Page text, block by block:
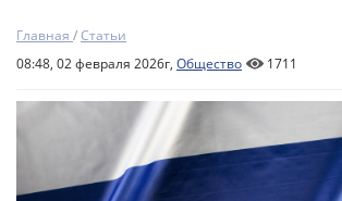
Главная /Статьи
08:48, 02 февраля 2026г, Общество 1711